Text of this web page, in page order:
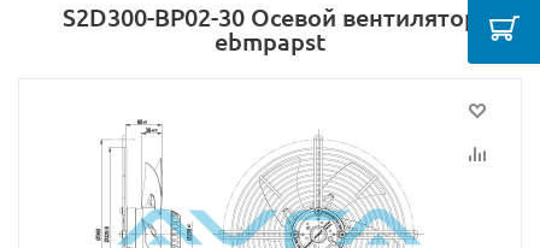
S2D300-BP02-30 Осевой вентилятор
ebmpapst